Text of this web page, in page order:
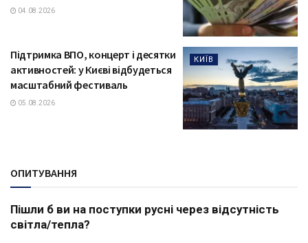
04.08.2026
КИЇВ
Підтримка ВПО, концерт і десятки
активностей: у Києві відбудеться
масштабний фестиваль
05.08.2026
ОПИТУВАННЯ
Пішли б ви на поступки русні через відсутність
світла/тепла?